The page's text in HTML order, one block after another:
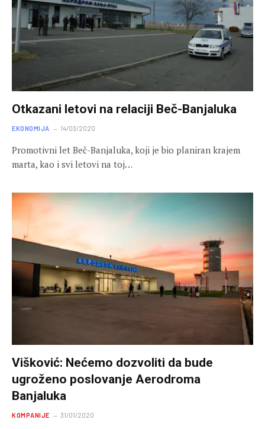
Otkazani letovi na relaciji Beč-Banjaluka
EKONOMIJA 14/03/2020
Promotivni let Beč-Banjaluka, koji je bio planiran krajem
marta, kao i svi letovi na toj…
Višković: Nećemo dozvoliti da bude
ugroženo poslovanje Aerodroma
Banjaluka
KOMPANIJE 31/01/2020